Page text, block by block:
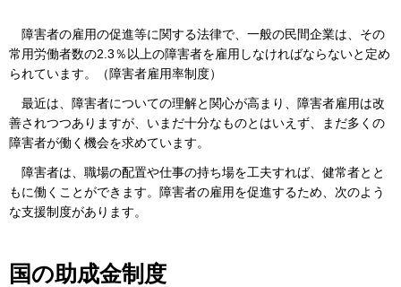
障害者の雇用の促進等に関する法律で、一般の民間企業は、その
常用労働者数の2.3％以上の障害者を雇用しなければならないと定め
られています。（障害者雇用率制度）
最近は、障害者についての理解と関心が高まり、障害者雇用は改
善されつつありますが、いまだ十分なものとはいえず、まだ多くの
障害者が働く機会を求めています。
障害者は、職場の配置や仕事の持ち場を工夫すれば、健常者とと
もに働くことができます。障害者の雇用を促進するため、次のよう
な支援制度があります。
国の助成金制度